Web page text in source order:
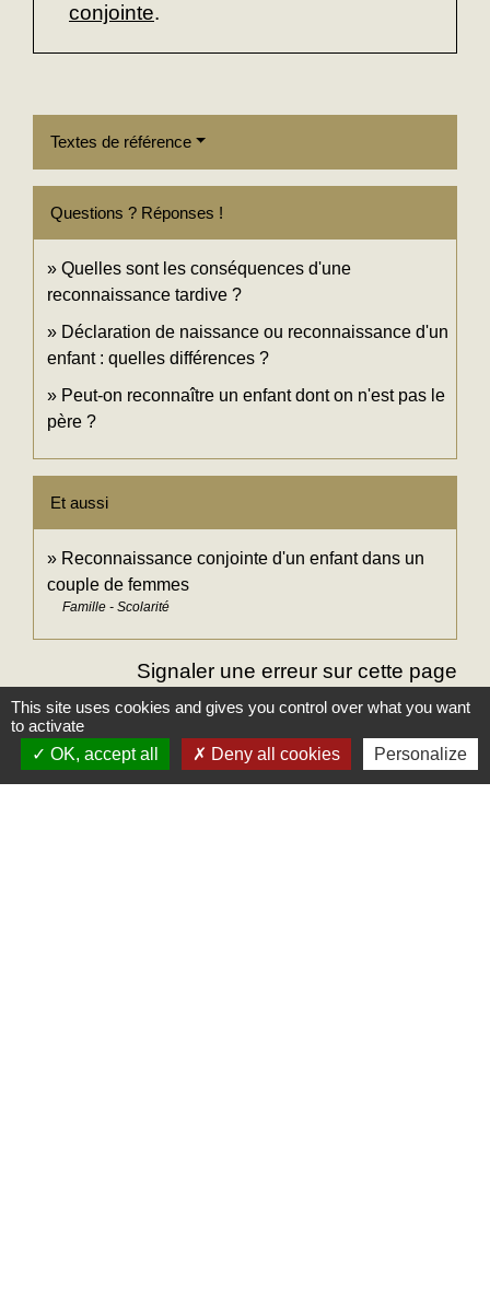
conjointe.
Textes de référence
Questions ? Réponses !
Quelles sont les conséquences d'une
reconnaissance tardive ?
Déclaration de naissance ou reconnaissance d'un
enfant : quelles différences ?
Peut-on reconnaître un enfant dont on n'est pas le
père ?
Et aussi
Reconnaissance conjointe d'un enfant dans un
couple de femmes
Famille - Scolarité
Signaler une erreur sur cette page
This site uses cookies and gives you control over what you want
to activate
OK, accept all
Deny all cookies Personalize